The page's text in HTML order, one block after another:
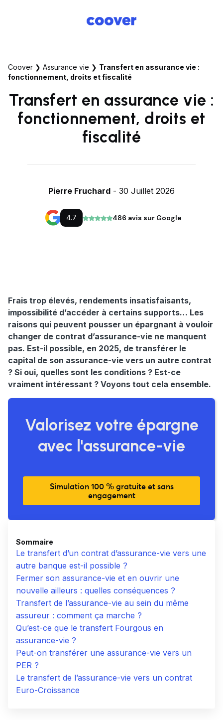
Coover ❯ Assurance vie ❯ Transfert en assurance vie :
fonctionnement, droits et fiscalité
Transfert en assurance vie :
fonctionnement, droits et
fiscalité
Pierre Fruchard - 30 Juillet 2026
4.7 486 avis sur Google
Frais trop élevés, rendements insatisfaisants,
impossibilité d’accéder à certains supports… Les
raisons qui peuvent pousser un épargnant à vouloir
changer de contrat d’assurance-vie ne manquent
pas. Est-il possible, en 2025, de transférer le
capital de son assurance-vie vers un autre contrat
? Si oui, quelles sont les conditions ? Est-ce
vraiment intéressant ? Voyons tout cela ensemble.
Valorisez votre épargne
avec l'assurance-vie
Simulation 100 % gratuite et sans
engagement
Sommaire
Le transfert d’un contrat d’assurance-vie vers une
autre banque est-il possible ?
Fermer son assurance-vie et en ouvrir une
nouvelle ailleurs : quelles conséquences ?
Transfert de l’assurance-vie au sein du même
assureur : comment ça marche ?
Qu’est-ce que le transfert Fourgous en
assurance-vie ?
Peut-on transférer une assurance-vie vers un
PER ?
Le transfert de l’assurance-vie vers un contrat
Euro-Croissance